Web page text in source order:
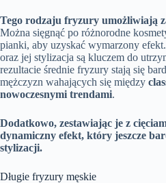
Tego rodzaju fryzury umożliwiają
Można sięgnąć po różnorodne
pianki, aby uzyskać wymarzony
oraz jej stylizacja są kluczem do
rezultacie średnie fryzury stają się
mężczyzn wahających się między
nowoczesnymi trendami.
Dodatkowo, zestawiając je z
dynamiczny efekt, który jeszcze
stylizacji.
Długie fryzury męskie